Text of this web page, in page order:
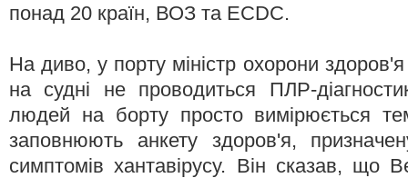
понад 20 країн, ВОЗ та ECDC.
На диво, у порту міністр охорони здоров'я
на судні не проводиться ПЛР-
людей на борту просто вимірюється
заповнюють анкету здоров'я,
симптомів хантавірусу. Він сказав, що